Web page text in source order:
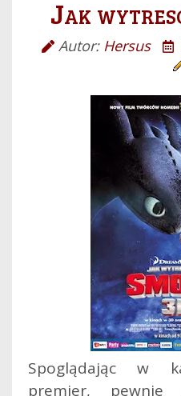
Jak
Autor: Hersus
Spoglądając w
premier,